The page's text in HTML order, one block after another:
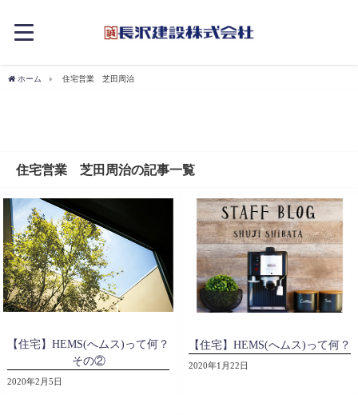
ホーム 住宅営業 芝田周治
住宅営業 芝田周治の記事一覧
【住宅】HEMS(へムス)って何？
その②
2020年2月5日
【住宅】HEMS(へムス)って何？
2020年1月22日